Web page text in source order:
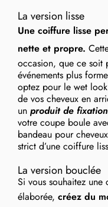
La version lisse
Une coiffure lisse
nette et propre.
occasion, que ce soit
événements plus
optez pour le wet
de vos cheveux en
un produit de fixation
votre coupe boule
bandeau pour
strict d’une coiffure
La version bouclée
Si vous souhaitez
élaborée, créez du